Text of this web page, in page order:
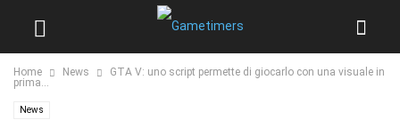
Home News
GTA V: uno script permette di giocarlo con una visuale in
prima...
News